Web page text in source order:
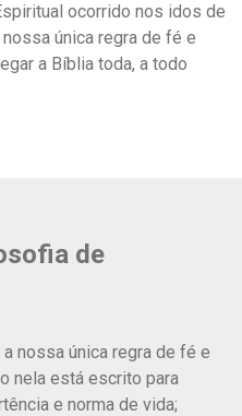
ocorrido nos idos de
única regra de fé e
a Bíblia toda, a todo
de
nossa única regra de fé e
nela está escrito para
e norma de vida;